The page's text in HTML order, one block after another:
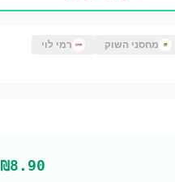
מחסני השוק רמי לוי
₪8.90